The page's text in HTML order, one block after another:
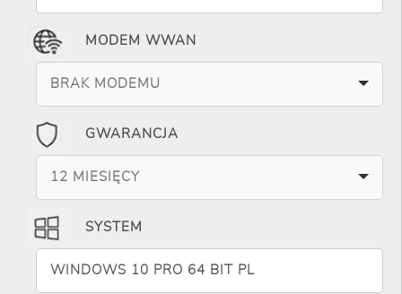
MODEM WWAN
BRAK MODEMU
GWARANCJA
12 MIESIĘCY
SYSTEM
WINDOWS 10 PRO 64 BIT PL